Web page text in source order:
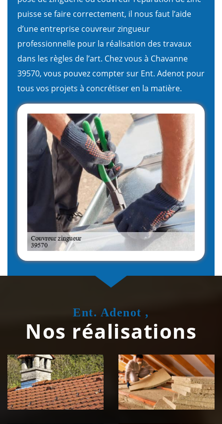
puisse se faire correctement, il nous faut l’aide
d’une entreprise couvreur zingueur
professionnelle pour la réalisation des travaux
dans les règles de l’art. Chez vous à Chavanne
39570, vous pouvez compter sur Ent. Adenot pour
tous vos projets à concrétiser en la matière.
Ent. Adenot ,
Nos réalisations
Couvreur
zingueur 39
Jura
Isolation de
toiture 39
Jura